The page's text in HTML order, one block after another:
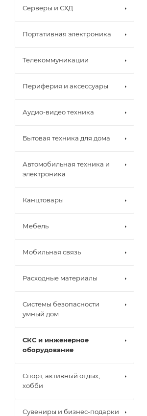
Серверы и СХД
Портативная электроника
Телекоммуникации
Периферия и аксессуары
Аудио-видео техника
Бытовая техника для дома
Автомобильная техника и
электроника
Канцтовары
Мебель
Мобильная связь
Расходные материалы
Системы безопасности
умный дом
СКС и инженерное
оборудование
Спорт, активный отдых,
хобби
Сувениры и бизнес-подарки